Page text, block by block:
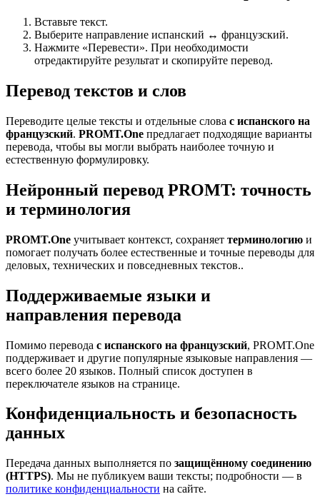
Вставьте текст.
Выберите направление испанский ↔ французский.
Нажмите «Перевести». При необходимости
отредактируйте результат и скопируйте перевод.
Перевод текстов и слов
Переводите целые тексты и отдельные слова с испанского на
французский. PROMT.One предлагает подходящие варианты
перевода, чтобы вы могли выбрать наиболее точную и
естественную формулировку.
Нейронный перевод PROMT: точность
и терминология
PROMT.One учитывает контекст, сохраняет терминологию и
помогает получать более естественные и точные переводы для
деловых, технических и повседневных текстов..
Поддерживаемые языки и
направления перевода
Помимо перевода с испанского на французский, PROMT.One
поддерживает и другие популярные языковые направления —
всего более 20 языков. Полный список доступен в
переключателе языков на странице.
Конфиденциальность и безопасность
данных
Передача данных выполняется по защищённому соединению
(HTTPS). Мы не публикуем ваши тексты; подробности — в
политике конфиденциальности на сайте.